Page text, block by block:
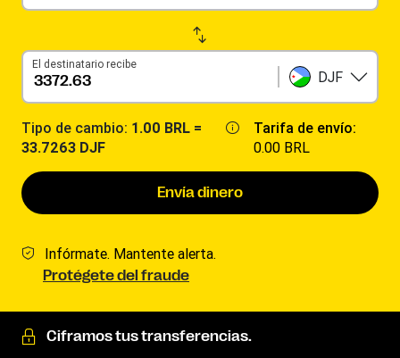
El destinatario recibe
DJF
Tipo de cambio: 1.00 BRL =
33.7263 DJF
Tarifa de envío:
0.00 BRL
Envía dinero
Infórmate. Mantente alerta.
Protégete del fraude
Ciframos tus transferencias.